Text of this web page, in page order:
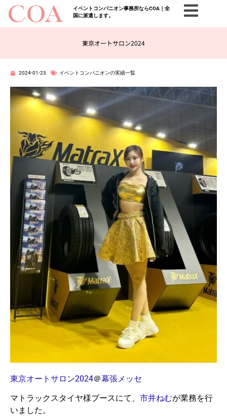
イベントコンパニオン事務所ならCOA｜全
国に派遣します。
東京オートサロン2024
2024-01-23 イベントコンパニオンの実績一覧
東京オートサロン2024＠幕張メッセ
マトラックスタイヤ様ブースにて、 市井ねむが業務を行
いました。